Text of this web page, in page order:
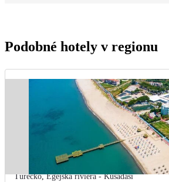
Podobné hotely v regionu
Turecko,Egejská riviéra - Kusadasi